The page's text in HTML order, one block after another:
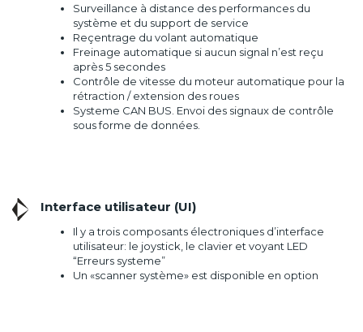
Surveillance à distance des performances du
système et du support de service
Reçentrage du volant automatique
Freinage automatique si aucun signal n’est reçu
après 5 secondes
Contrôle de vitesse du moteur automatique pour la
rétraction / extension des roues
Systeme CAN BUS. Envoi des signaux de contrôle
sous forme de données.
Interface utilisateur (UI)
Il y a trois composants électroniques d’interface
utilisateur: le joystick, le clavier et voyant LED
“Erreurs systeme”
Un «scanner système» est disponible en option